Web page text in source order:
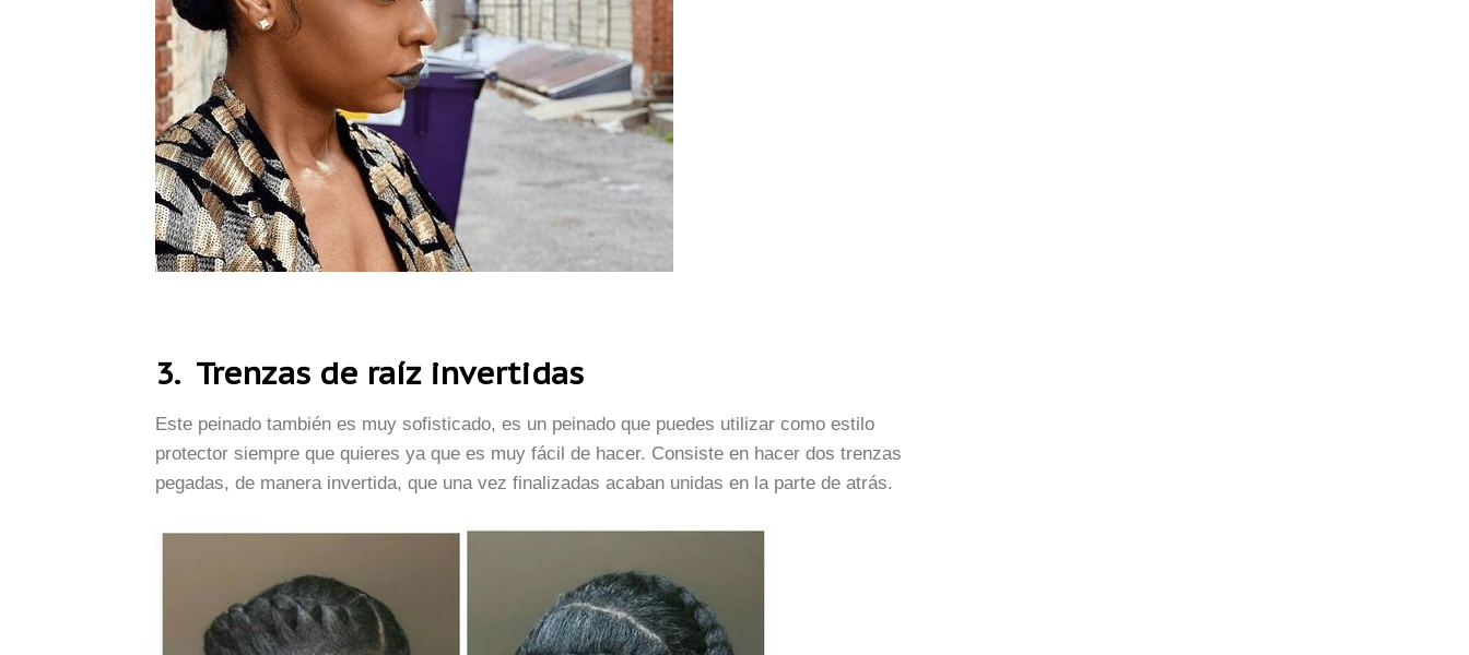
3. Trenzas de raíz invertidas
Este peinado también es muy sofisticado, es un peinado que puedes utilizar como estilo
protector siempre que quieres ya que es muy fácil de hacer. Consiste en hacer dos trenzas
pegadas, de manera invertida, que una vez finalizadas acaban unidas en la parte de atrás.